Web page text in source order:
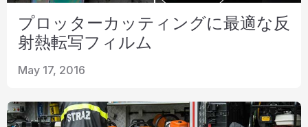
プロッターカッティングに最適な反
射熱転写フィルム
May 17, 2016